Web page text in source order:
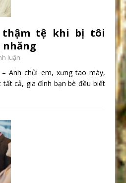
thậm tệ khi bị tôi
luận
– Anh chửi em, xưng tao mày,
cả, gia đình bạn bè đều biết